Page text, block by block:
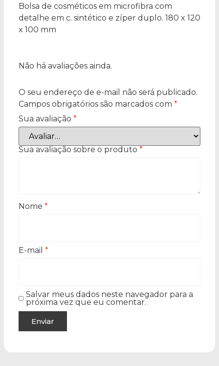
Bolsa de cosméticos em microfibra com
detalhe em c. sintético e zíper duplo. 180 x 120
x 100 mm
Não há avaliações ainda.
O seu endereço de e-mail não será publicado.
Campos obrigatórios são marcados com *
Sua avaliação *
Sua avaliação sobre o produto *
Nome *
E-mail *
Salvar meus dados neste navegador para a
próxima vez que eu comentar.